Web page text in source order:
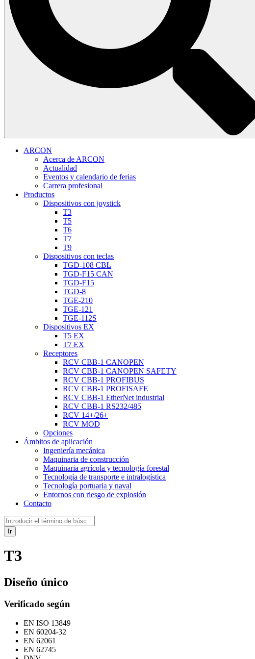
ARCON
Acerca de ARCON
Actualidad
Eventos y calendario de ferias
Carrera profesional
Productos
Dispositivos con joystick
T3
T5
T6
T7
T9
Dispositivos con teclas
TGD-108 CBL
TGD-F15 CAN
TGD-F15
TGD-8
TGE-210
TGE-121
TGE-112S
Dispositivos EX
T5 EX
T7 EX
Receptores
RCV CBB-1 CANOPEN
RCV CBB-1 CANOPEN SAFETY
RCV CBB-1 PROFIBUS
RCV CBB-1 PROFISAFE
RCV CBB-1 EtherNet industrial
RCV CBB-1 RS232/485
RCV 14+/26+
RCV MOD
Opciones
Ámbitos de aplicación
Ingeniería mecánica
Maquinaria de construcción
Maquinaria agrícola y tecnología forestal
Tecnología de transporte e intralogística
Tecnología portuaria y naval
Entornos con riesgo de explosión
Contacto
Ir
T3
Diseño único
Verificado según
EN ISO 13849
EN 60204-32
EN 62061
EN 62745